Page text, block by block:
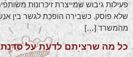
פעילות גיבוש שמייצרת זיכרונות
שלא פוסק. כשבירה הופכת לגשר בין
מהמשרד […]
כל מה שרציתם לדעת על סדנת